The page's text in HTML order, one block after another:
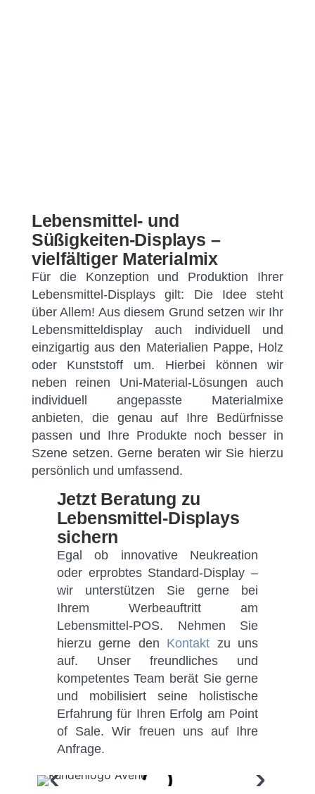
Lebensmittel- und
Süßigkeiten-Displays –
vielfältiger Materialmix
Für die Konzeption und Produktion Ihrer
Lebensmittel-Displays gilt: Die Idee steht
über Allem! Aus diesem Grund setzen wir Ihr
Lebensmitteldisplay auch individuell und
einzigartig aus den Materialien Pappe, Holz
oder Kunststoff um. Hierbei können wir
neben reinen Uni-Material-Lösungen auch
individuell angepasste Materialmixe
anbieten, die genau auf Ihre Bedürfnisse
passen und Ihre Produkte noch besser in
Szene setzen. Gerne beraten wir Sie hierzu
persönlich und umfassend.
Jetzt Beratung zu
Lebensmittel-Displays
sichern
Egal ob innovative Neukreation
oder erprobtes Standard-Display –
wir unterstützen Sie gerne bei
Ihrem Werbeauftritt am
Lebensmittel-POS. Nehmen Sie
hierzu gerne den Kontakt zu uns
auf. Unser freundliches und
kompetentes Team berät Sie gerne
und mobilisiert seine holistische
Erfahrung für Ihren Erfolg am Point
of Sale. Wir freuen uns auf Ihre
Anfrage.